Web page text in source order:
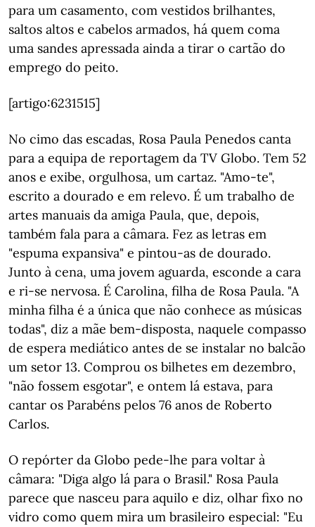
para um casamento, com vestidos brilhantes,
saltos altos e cabelos armados, há quem coma
uma sandes apressada ainda a tirar o cartão do
emprego do peito.
[artigo:6231515]
No cimo das escadas, Rosa Paula Penedos canta
para a equipa de reportagem da TV Globo. Tem 52
anos e exibe, orgulhosa, um cartaz. "Amo-te",
escrito a dourado e em relevo. É um trabalho de
artes manuais da amiga Paula, que, depois,
também fala para a câmara. Fez as letras em
"espuma expansiva" e pintou-as de dourado.
Junto à cena, uma jovem aguarda, esconde a cara
e ri-se nervosa. É Carolina, filha de Rosa Paula. "A
minha filha é a única que não conhece as músicas
todas", diz a mãe bem-disposta, naquele compasso
de espera mediático antes de se instalar no balcão
um setor 13. Comprou os bilhetes em dezembro,
"não fossem esgotar", e ontem lá estava, para
cantar os Parabéns pelos 76 anos de Roberto
Carlos.
O repórter da Globo pede-lhe para voltar à
câmara: "Diga algo lá para o Brasil." Rosa Paula
parece que nasceu para aquilo e diz, olhar fixo no
vidro como quem mira um brasileiro especial: "Eu